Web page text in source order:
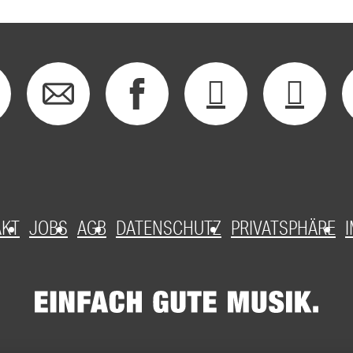
JOBS AGB DATENSCHUTZ PRIVATSPHÄRE